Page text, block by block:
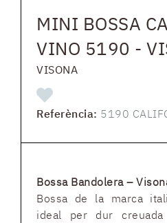
MINI BOSSA
VINO 5190 -
VISONA
Referència: 5190
Bossa Bandolera –
Bossa de la marca
ideal per dur